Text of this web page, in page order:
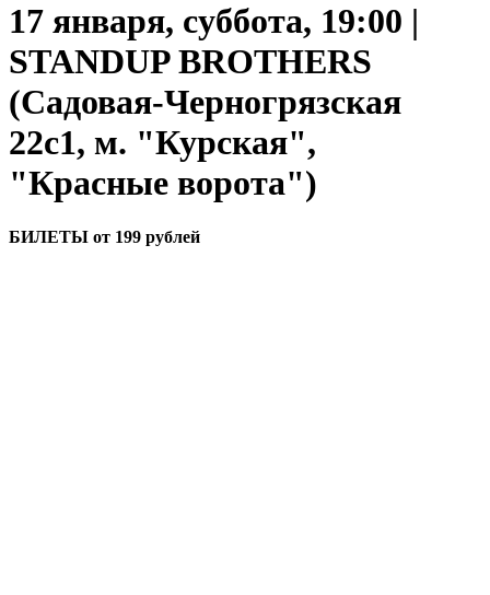
17 января, суббота, 19:00 |
STANDUP BROTHERS
(Садовая-Черногрязская
22с1, м. "Курская",
"Красные ворота")
БИЛЕТЫ от 199 рублей